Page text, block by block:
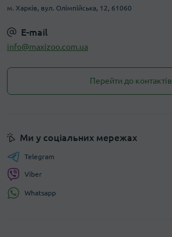
м. Харків, вул. Олімпійська, 12, 61060
E-mail
info@maxizoo.com.ua
Перейти до контактів
Ми у соціальних мережах
Telegram
Viber
Whatsapp